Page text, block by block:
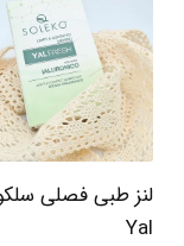
Yal